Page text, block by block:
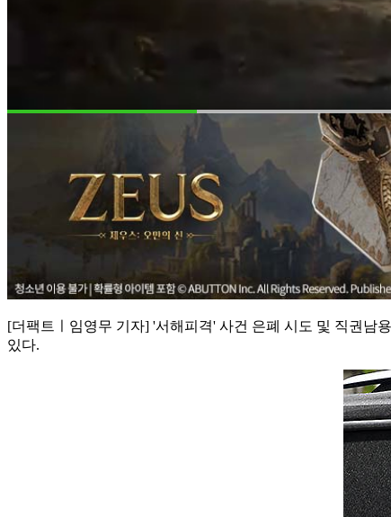
[더팩트ㅣ임영무 기자] '서해피격' 사건 은폐 시도 및 직권남
있다.